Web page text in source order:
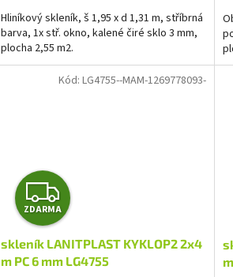
Hliníkový skleník, š 1,95 x d 1,31 m, stříbrná
barva, 1x stř. okno, kalené čiré sklo 3 mm,
plocha 2,55 m2.
Z
D
A
ZDARMA
skleník LANITPLAST KYKLOP2 2x4
m PC 6 mm LG4755
Kód: LG4755--MAM-1269778093-